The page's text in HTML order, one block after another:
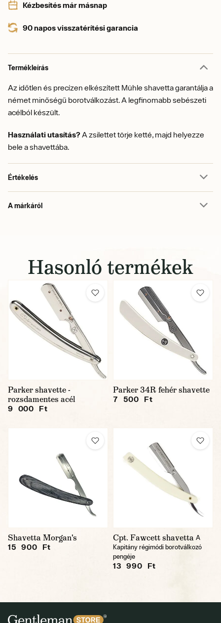
Kézbesítés már másnap
90 napos visszatérítési garancia
Termékleírás
Az időtlen és precízen elkészített Mühle shavetta garantálja a
német minőségű borotválkozást. A legfinomabb sebészeti
acélból készült.
Használati utasítás? A zsilettet törje ketté, majd helyezze
bele a shavettába.
Értékelés
A márkáról
Hasonló termékek
Parker shavette -
rozsdamentes acél
9 000 Ft
Parker 34R fehér shavette
7 500 Ft
Shavetta Morgan's
15 900 Ft
Cpt. Fawcett shavetta A
Kapitány régimódi borotválkozó
pengéje
13 990 Ft